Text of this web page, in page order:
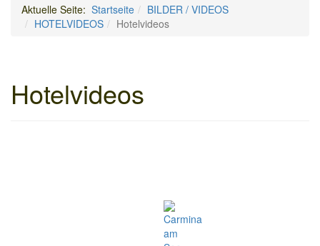
Aktuelle Seite: Startseite
BILDER / VIDEOS
HOTELVIDEOS
Hotelvideos
Hotelvideos